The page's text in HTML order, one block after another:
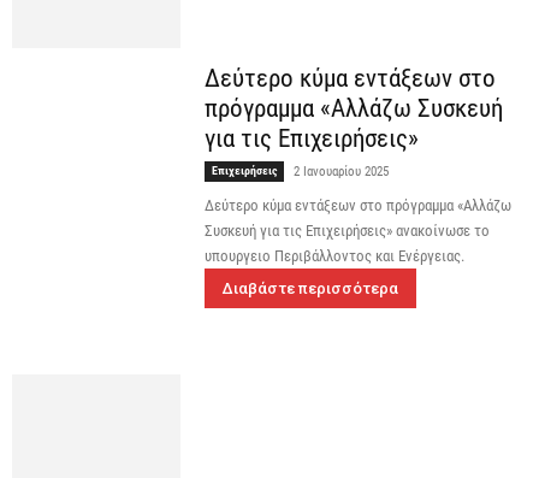
Δεύτερο κύμα εντάξεων στο
πρόγραμμα «Αλλάζω Συσκευή
για τις Επιχειρήσεις»
Επιχειρήσεις 2 Ιανουαρίου 2025
Δεύτερο κύμα εντάξεων στο πρόγραμμα «Αλλάζω
Συσκευή για τις Επιχειρήσεις» ανακοίνωσε το
υπουργειο Περιβάλλοντος και Ενέργειας.
Διαβάστε περισσότερα